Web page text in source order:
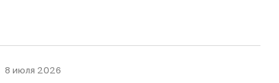
8 июля 2026